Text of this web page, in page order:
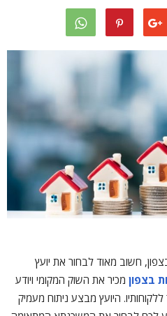
חשוב מאוד לבחור את יועץ
בצפון מכיר את השוק המקומי ויודע
היועץ מבצע ניתוח מעמיק